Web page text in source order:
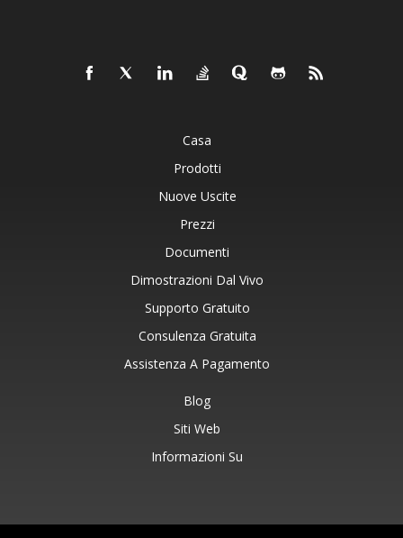
Casa
Prodotti
Nuove Uscite
Prezzi
Documenti
Dimostrazioni Dal Vivo
Supporto Gratuito
Consulenza Gratuita
Assistenza A Pagamento
Blog
Siti Web
Informazioni Su